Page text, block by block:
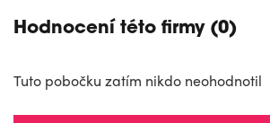
Hodnocení této firmy (0)
Tuto pobočku zatím nikdo neohodnotil